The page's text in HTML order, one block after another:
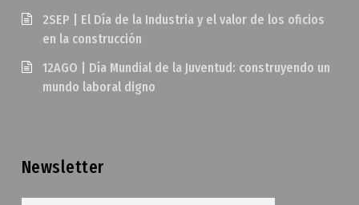
2SEP | El Día de la Industria y el valor de los oficios
en la construcción
12AGO | Día Mundial de la Juventud: construyendo un
mundo laboral digno
Newsletter